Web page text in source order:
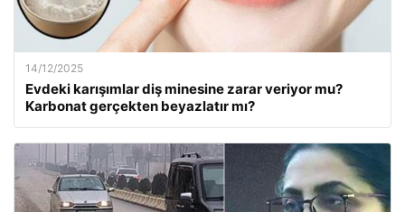
14/12/2025
Evdeki karışımlar diş minesine zarar veriyor mu?
Karbonat gerçekten beyazlatır mı?